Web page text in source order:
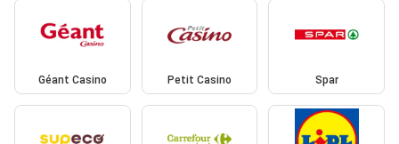
Géant Casino Petit Casino Spar